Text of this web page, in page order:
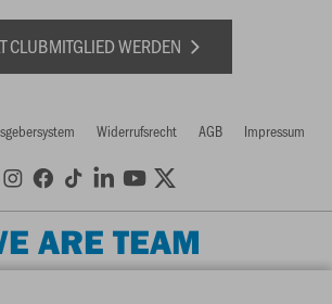
CLUBMITGLIED WERDEN
Widerrufsrecht AGB Impressum
ARE TEAM